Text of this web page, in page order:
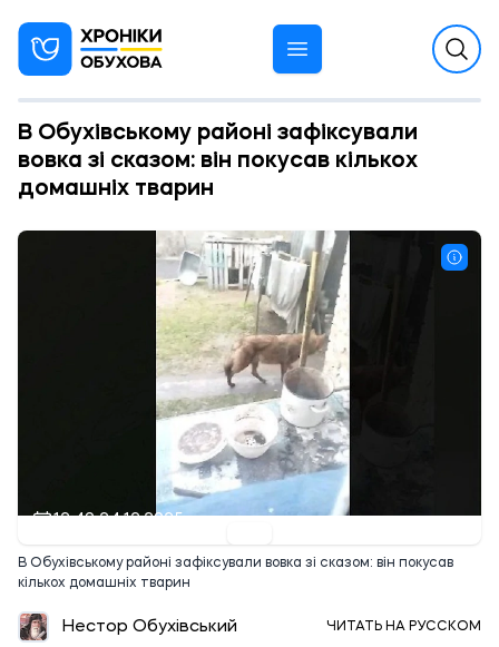
В Обухівському районі зафіксували
вовка зі сказом: він покусав кількох
домашніх тварин
12:49 24.12.2025
В Обухівському районі зафіксували вовка зі сказом: він покусав
кількох домашніх тварин
Нестор Обухівський ЧИТАТЬ НА РУССКОМ